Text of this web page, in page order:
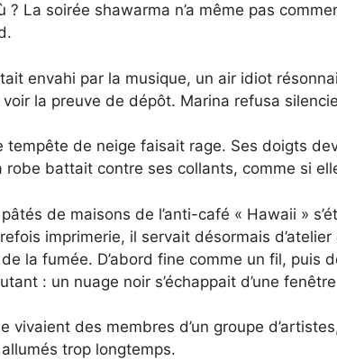
La soirée shawarma n’a même pas
envahi par la musique, un air idiot
la preuve de dépôt. Marina refusa
tempête de neige faisait rage. Ses doigts
robe battait contre ses collants, comme si
de maisons de l’anti-café « Hawaii »
imprimerie, il servait désormais
de la fumée. D’abord fine comme un fil, puis
: un nuage noir s’échappait d’une
vivaient des membres d’un groupe
trop longtemps.